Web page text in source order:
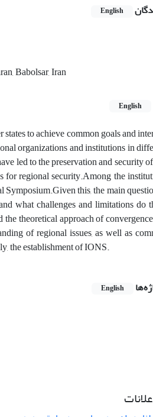
English
Babolsar, Iran
English
to achieve common goals and
organizations and institutions in
led to the preservation and security
for regional security.Among the
this, the main
what challenges and limitations do
theoretical approach of
of regional issues, as well as
the establishment of IONS.
English